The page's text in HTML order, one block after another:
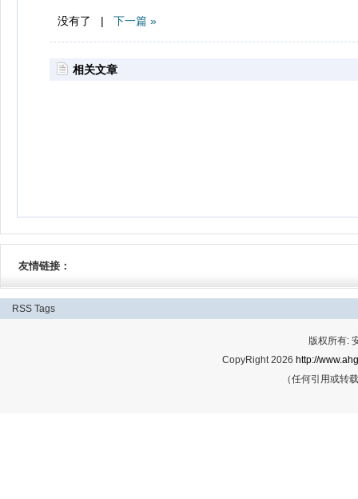
没有了 | 下一篇 »
相关文章
友情链接：
RSS Tags
版权所有:
CopyRight 2026 http://
（任何引用或转